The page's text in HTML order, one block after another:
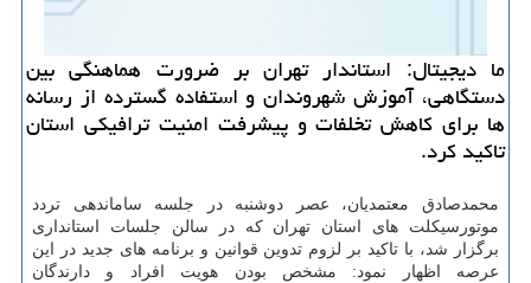
ما دیجیتال: استاندار تهران بر ضرورت هماهنگی بین
دستگاهی، آموزش شهروندان و استفاده گسترده از رسانه
ها برای کاهش تخلفات و پیشرفت امنیت ترافیکی استان
تاکید کرد.
محمدصادق معتمدیان، عصر دوشنبه در جلسه ساماندهی تردد
موتورسیکلت های استان تهران که در سالن جلسات استانداری
برگزار شد، با تاکید بر لزوم تدوین قوانین و برنامه های جدید در این
عرصه اظهار نمود: مشخص بودن هویت افراد و دارندگان